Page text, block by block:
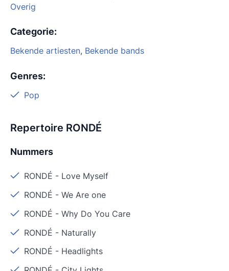
Overig
Categorie:
Bekende artiesten, Bekende bands
Genres:
Pop
Repertoire RONDÉ
Nummers
RONDÉ - Love Myself
RONDÉ -We Are one
RONDÉ -Why Do You Care
RONDÉ - Naturally
RONDÉ - Headlights